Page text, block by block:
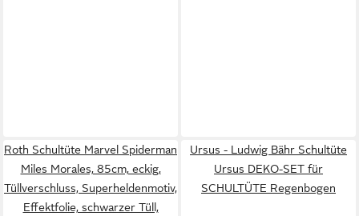
Roth Schultüte Marvel Spiderman
Miles Morales, 85cm, eckig,
Tüllverschluss, Superheldenmotiv,
Effektfolie, schwarzer Tüll,
Ursus - Ludwig Bähr Schultüte
Ursus DEKO-SET für
SCHULTÜTE Regenbogen